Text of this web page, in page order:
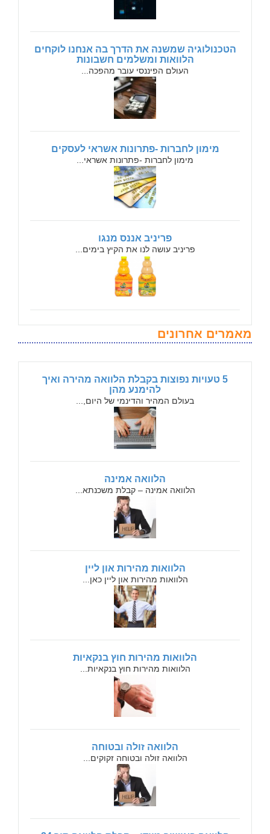
הטכנולוגיה שמשנה את הדרך בה אנחנו לוקחים
הלוואות ומשלמים חשבונות
העולם הפיננסי עובר מהפכה...
מימון לחברות -פתרונות אשראי לעסקים
מימון לחברות -פתרונות אשראי...
פריניב אננס מנגו
פריניב עושה לנו את הקיץ בימים...
מאמרים אחרונים
5 טעויות נפוצות בקבלת הלוואה מהירה ואיך
להימנע מהן
בעולם המהיר והדינמי של היום,...
הלוואה אמינה
הלוואה אמינה – קבלת משכנתא...
הלוואות מהירות און ליין
הלוואות מהירות און ליין כאן...
הלוואות מהירות חוץ בנקאיות
הלוואות מהירות חוץ בנקאיות...
הלוואה זולה ובטוחה
הלוואה זולה ובטוחה זקוקים...